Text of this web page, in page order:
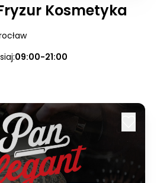
Kosmetyka
09:00-21:00